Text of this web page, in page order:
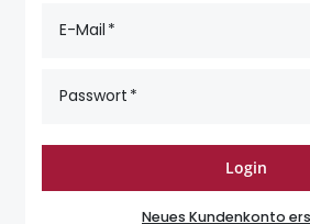
E-Mail
Passwort
Login
Neues Kundenkonto